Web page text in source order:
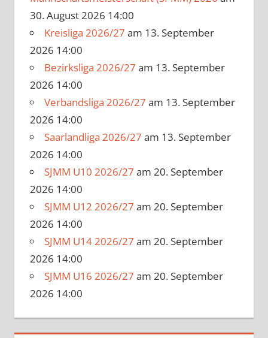
30. August 2026 14:00
Kreisliga 2026/27 am 13. September
2026 14:00
Bezirksliga 2026/27 am 13. September
2026 14:00
Verbandsliga 2026/27 am 13. September
2026 14:00
Saarlandliga 2026/27 am 13. September
2026 14:00
SJMM U10 2026/27 am 20. September
2026 14:00
SJMM U12 2026/27 am 20. September
2026 14:00
SJMM U14 2026/27 am 20. September
2026 14:00
SJMM U16 2026/27 am 20. September
2026 14:00